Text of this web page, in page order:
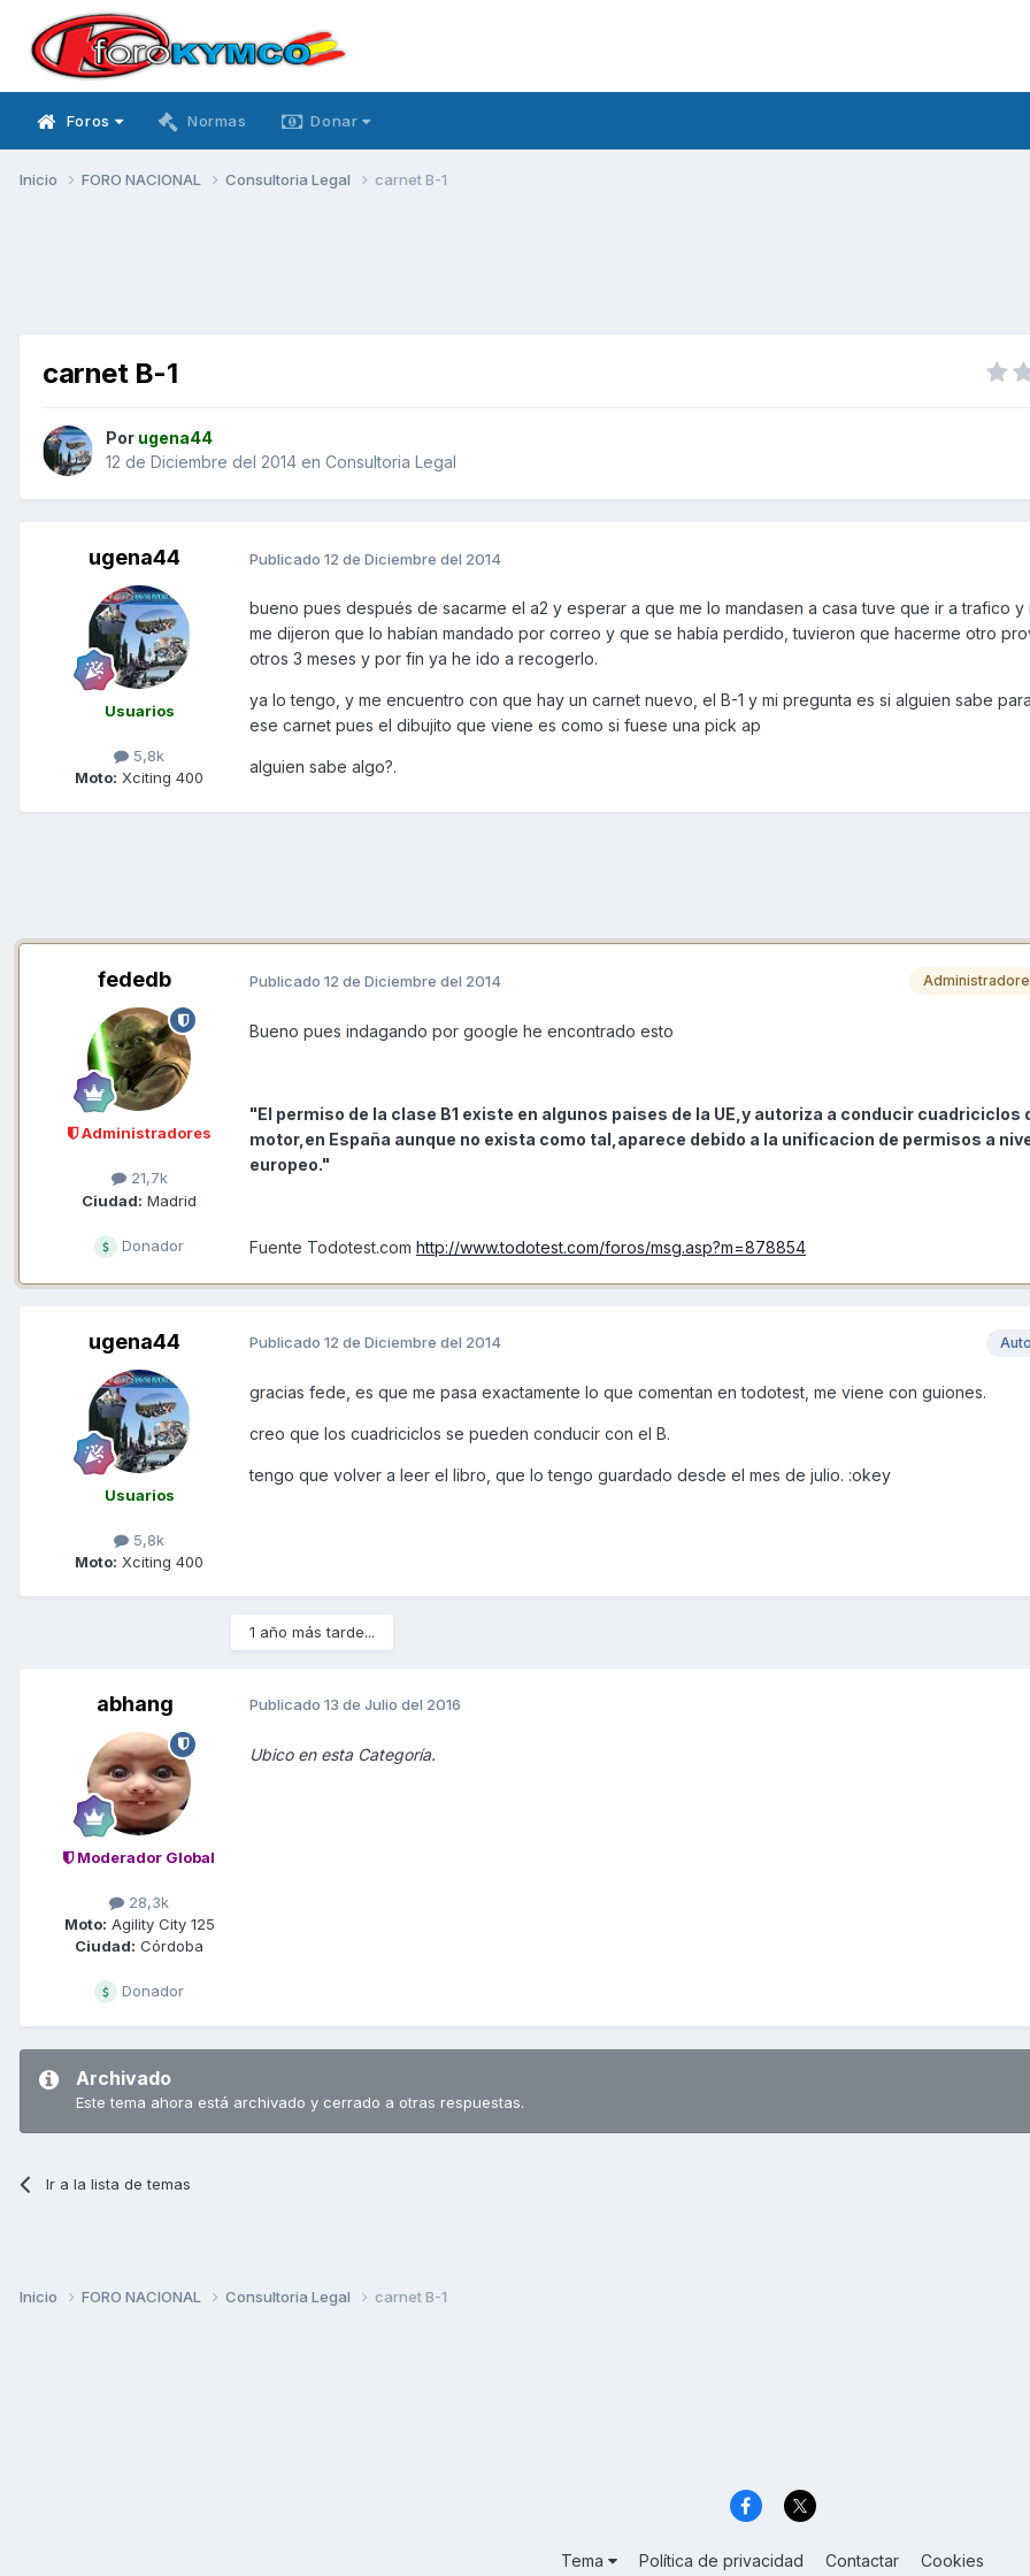
Foros Normas Donar
Inicio FORO NACIONAL Consultoria Legal carnet B-1
carnet B-1
Por ugena44
12 de Diciembre del 2014 en Consultoria Legal
ugena44
Usuarios
5,8k
Moto: Xciting 400
Publicado 12 de Diciembre del 2014
bueno pues después de sacarme el a2 y esperar a que me lo mandasen a casa tuve que ir a trafico y
me dijeron que lo habían mandado por correo y que se había perdido, tuvieron que hacerme otro
otros 3 meses y por fin ya he ido a recogerlo.
ya lo tengo, y me encuentro con que hay un carnet nuevo, el B-1 y mi pregunta es si alguien sabe
ese carnet pues el dibujito que viene es como si fuese una pick ap
alguien sabe algo?.
fededb
Administradores
21,7k
Ciudad: Madrid
Donador
Publicado 12 de Diciembre del 2014
Bueno pues indagando por google he encontrado esto
"El permiso de la clase B1 existe en algunos paises de la UE,y autoriza a conducir cuadriciclos
motor,en España aunque no exista como tal,aparece debido a la unificacion de permisos a
europeo."
Fuente Todotest.com http://www.todotest.com/foros/msg.asp?m=878854
ugena44
Usuarios
5,8k
Moto: Xciting 400
Publicado 12 de Diciembre del 2014
gracias fede, es que me pasa exactamente lo que comentan en todotest, me viene con guiones.
creo que los cuadriciclos se pueden conducir con el B.
tengo que volver a leer el libro, que lo tengo guardado desde el mes de julio. :okey
1 año más tarde...
abhang
Moderador Global
28,3k
Moto: Agility City 125
Ciudad: Córdoba
Donador
Publicado 13 de Julio del 2016
Ubico en esta Categoría.
Archivado
Este tema ahora está archivado y cerrado a otras respuestas.
Ir a la lista de temas
Inicio FORO NACIONAL Consultoria Legal carnet B-1
Tema Política de privacidad Contactar Cookies